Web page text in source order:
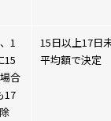
1
15
合
17
15日以上17日
平均額で決定